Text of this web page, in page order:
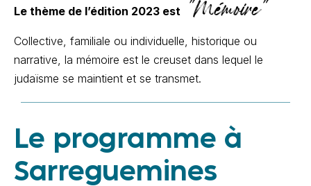
Le thème de l’édition 2023 est "Mémoire"
Collective, familiale ou individuelle, historique ou
narrative, la mémoire est le creuset dans lequel le
judaïsme se maintient et se transmet.
Le programme à
Sarreguemines